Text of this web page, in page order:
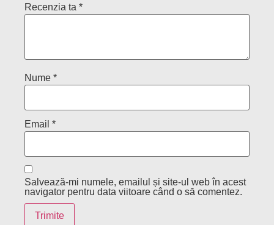
Recenzia ta *
Nume *
Email *
Salvează-mi numele, emailul și site-ul web în acest
navigator pentru data viitoare când o să comentez.